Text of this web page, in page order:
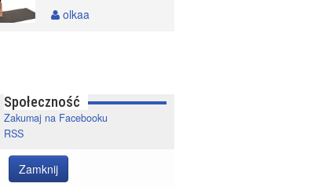
olkaa
Społeczność
Zakumaj na Facebooku
RSS
Zamknij